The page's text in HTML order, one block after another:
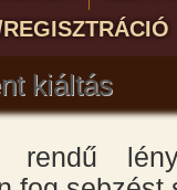
kiáltás
rendű